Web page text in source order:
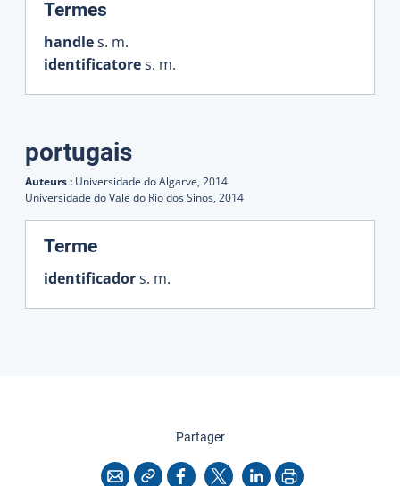
Termes
handles. m.
identificatores. m.
portugais
Auteurs : Universidade do Algarve, 2014
Universidade do Vale do Rio dos Sinos, 2014
Terme:
identificadors. m.
Partagercette page
CourrielCopier l'adresse
Facebook
X LinkedInImprimer